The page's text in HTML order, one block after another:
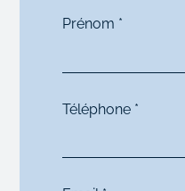
Prénom *
Téléphone *